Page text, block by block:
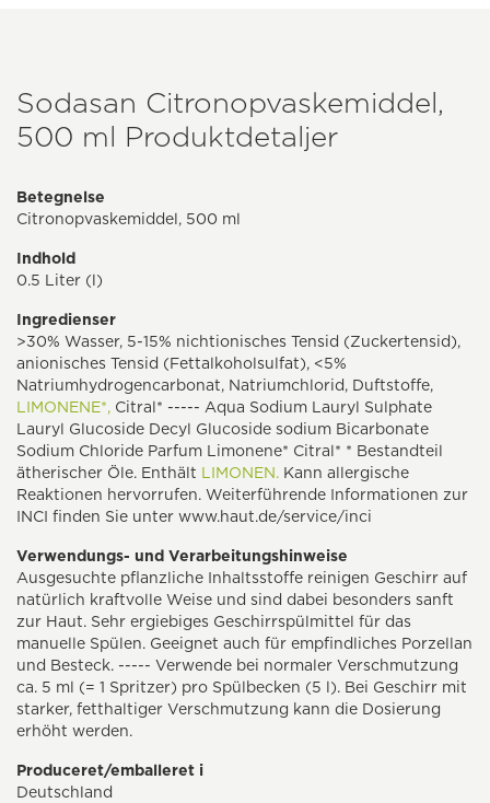
Sodasan Citronopvaskemiddel,
500 ml Produktdetaljer
Betegnelse
Citronopvaskemiddel, 500 ml
Indhold
0.5 Liter (l)
Ingredienser
>30% Wasser, 5-15% nichtionisches Tensid (Zuckertensid),
anionisches Tensid (Fettalkoholsulfat), <5%
Natriumhydrogencarbonat, Natriumchlorid, Duftstoffe,
LIMONENE*, Citral* ----- Aqua Sodium Lauryl Sulphate
Lauryl Glucoside Decyl Glucoside sodium Bicarbonate
Sodium Chloride Parfum Limonene* Citral* * Bestandteil
ätherischer Öle. Enthält LIMONEN. Kann allergische
Reaktionen hervorrufen. Weiterführende Informationen zur
INCI finden Sie unter www.haut.de/service/inci
Verwendungs- und Verarbeitungshinweise
Ausgesuchte pflanzliche Inhaltsstoffe reinigen Geschirr auf
natürlich kraftvolle Weise und sind dabei besonders sanft
zur Haut. Sehr ergiebiges Geschirrspülmittel für das
manuelle Spülen. Geeignet auch für empfindliches Porzellan
und Besteck. ----- Verwende bei normaler Verschmutzung
ca. 5 ml (= 1 Spritzer) pro Spülbecken (5 l). Bei Geschirr mit
starker, fetthaltiger Verschmutzung kann die Dosierung
erhöht werden.
Produceret/emballeret i
Deutschland